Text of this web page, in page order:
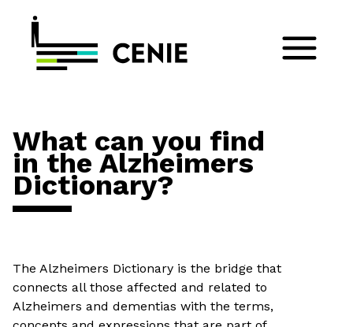
What can you find
in the Alzheimers
Dictionary?
The Alzheimers Dictionary is the bridge that
connects all those affected and related to
Alzheimers and dementias with the terms,